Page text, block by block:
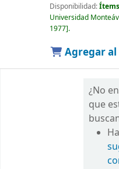
Disponibilidad:
Universidad
1977 .
Agregar
¿No
que